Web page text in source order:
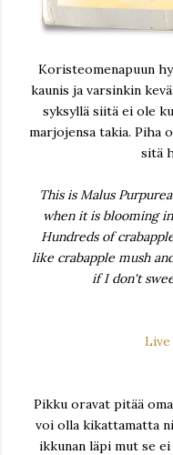
Koristeomenapuun
kaunis ja varsinkin
syksyllä siitä ei ole
marjojensa takia. Piha
sitä
This is Malus
when it is blooming
Hundreds of
like crabapple mush
if I don't
Pikku oravat pitää
voi olla kikattamatta
ikkunan läpi mut se